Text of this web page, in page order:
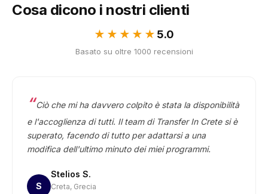
Cosa dicono i nostri clienti
★★★★★ 5.0
Basato su oltre 1000 recensioni
Ciò che mi ha davvero colpito è stata la disponibilità
e l'accoglienza di tutti. Il team di Transfer In Crete si è
superato, facendo di tutto per adattarsi a una
modifica dell'ultimo minuto dei miei programmi.
S
Stelios S.
Creta, Grecia